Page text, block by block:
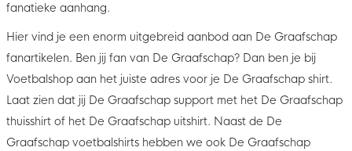
fanatieke aanhang.
Hier vind je een enorm uitgebreid aanbod aan De Graafschap
fanartikelen. Ben jij fan van De Graafschap? Dan ben je bij
Voetbalshop aan het juiste adres voor je De Graafschap shirt.
Laat zien dat jij De Graafschap support met het De Graafschap
thuisshirt of het De Graafschap uitshirt. Naast de De
Graafschap voetbalshirts hebben we ook De Graafschap